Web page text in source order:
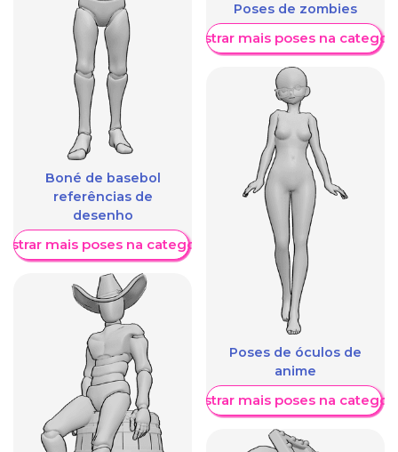
Boné de basebol
referências de
desenho
mais poses na categoria
Poses de zombies
Mostrar mais poses na
Poses de óculos de
anime
Mostrar mais poses na